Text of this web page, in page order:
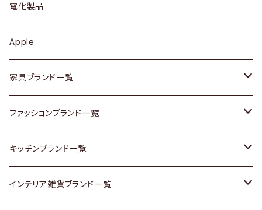
キュリオケース / 飾り棚
カップボード / 食器棚
チェスト
その他家具
Vintageヴィンテージ / Antiqueアンティーク
Designers / デザイナーズ
ワンピース
ボトムス
靴
スカーフ
腕時計
Vintage / ヴィンテージ
ケトル / ティーポット
鍋 / フライパン
Vintage / ヴィンテージ
銀製品
和物 / 作家物
その他キッチン雑貨
ギター
ベース
その他楽器
電化製品
Apple
家具ブランド一覧
ACME Furniture / アクメ ファニチャー
ACTUS / アクタス
arflex / アルフレックス
ファッションブランド一覧
agnes b / アニエス ベー
BALLY / バリー
キッチンブランド一覧
ARABIA / アラビア
インテリア雑貨ブランド一覧